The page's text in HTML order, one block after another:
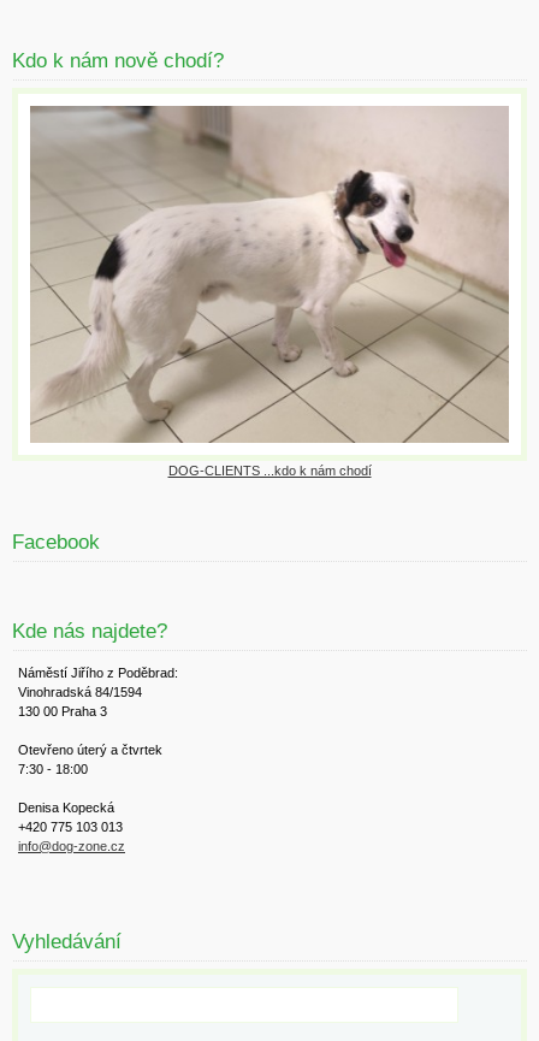
Kdo k nám nově chodí?
DOG-CLIENTS ...kdo k nám chodí
Facebook
Kde nás najdete?
Náměstí Jiřího z Poděbrad:
Vinohradská 84/1594
130 00 Praha 3
Otevřeno úterý a čtvrtek
7:30 - 18:00
Denisa Kopecká
+420 775 103 013
info@dog-zone.cz
Vyhledávání